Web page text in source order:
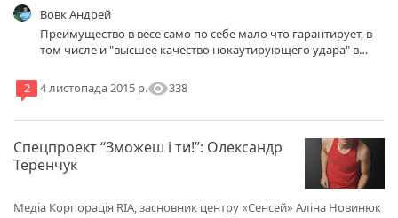
Вовк Андрей
Преимущество в весе само по себе мало что гарантирует, в
том числе и "высшее качество нокаутирующего удара" в
2
4 листопада 2015 р.visibility338
Спецпроект “Зможеш і ти!”: Олександр
Теренчук
Медіа Корпорація RІА, засновник центру «Сенсей» Аліна Новинюк